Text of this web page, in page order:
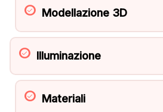
Modellazione 3D
Illuminazione
Materiali